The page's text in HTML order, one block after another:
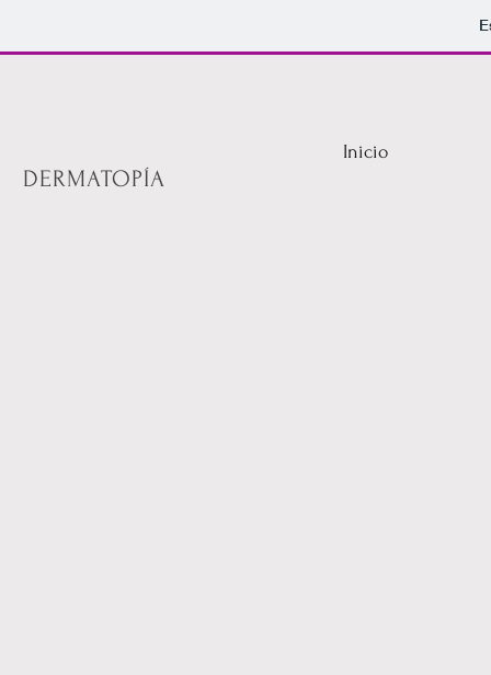
DERMATOPÍA
Inicio